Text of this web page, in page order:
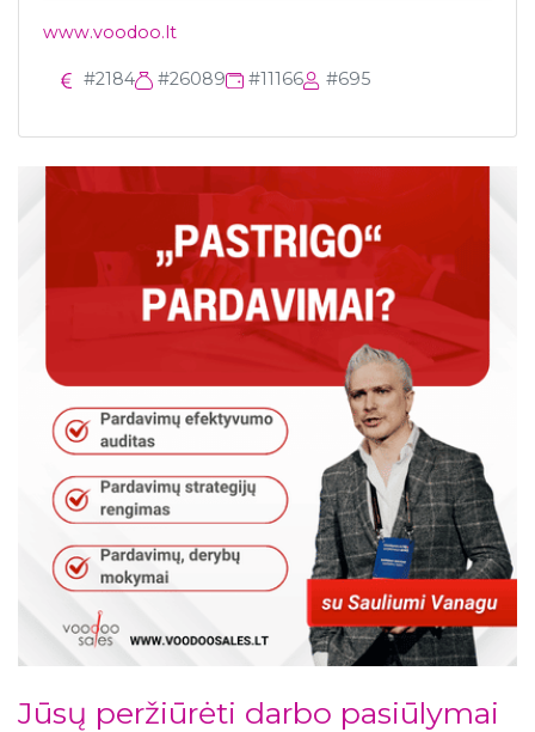
www.voodoo.lt
#2184 #26089 #11166 #695
Jūsų peržiūrėti darbo pasiūlymai